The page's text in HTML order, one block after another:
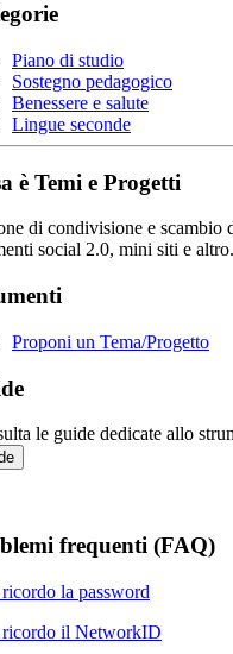
Piano di studio
Sostegno pedagogico
Benessere e salute
Lingue seconde
è Temi e Progetti
di condivisione e scambio
social 2.0, mini siti e altro.
Proponi un Tema/Progetto
le guide dedicate allo
frequenti (FAQ)
la password
il NetworkID